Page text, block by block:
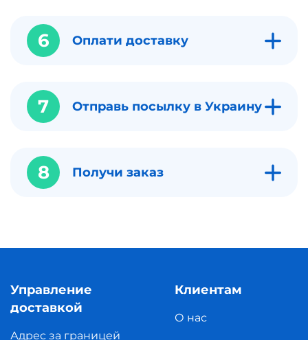
6 Оплати доставку
7 Отправь посылку в Украину
8 Получи заказ
Управление
доставкой
Адрес за границей
Клиентам
О нас